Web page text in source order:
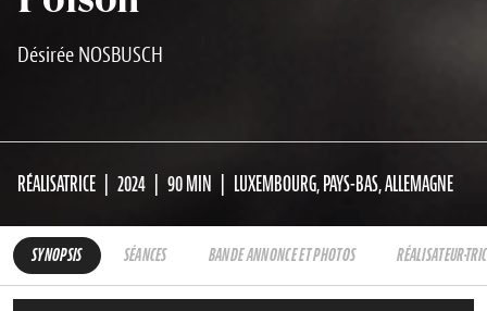
Désirée NOSBUSCH
RÉALISATRICE 2024 90 MIN LUXEMBOURG, PAYS-BAS, ALLEMAGNE
SYNOPSIS SÉANCES BANDE ANNONCE ET PHOTOS